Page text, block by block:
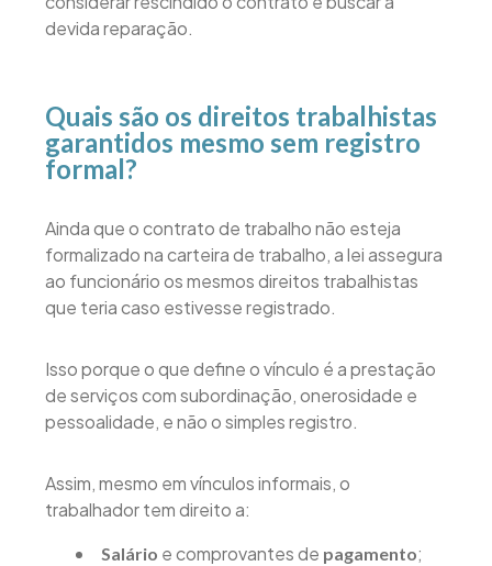
devida reparação.
Quais são os direitos trabalhistas
garantidos mesmo sem registro
formal?
Ainda que o contrato de trabalho não esteja
formalizado na carteira de trabalho, a lei assegura
ao funcionário os mesmos direitos trabalhistas
que teria caso estivesse registrado.
Isso porque o que define o vínculo é a prestação
de serviços com subordinação, onerosidade e
pessoalidade, e não o simples registro.
Assim, mesmo em vínculos informais, o
trabalhador tem direito a:
Salário e comprovantes de pagamento;